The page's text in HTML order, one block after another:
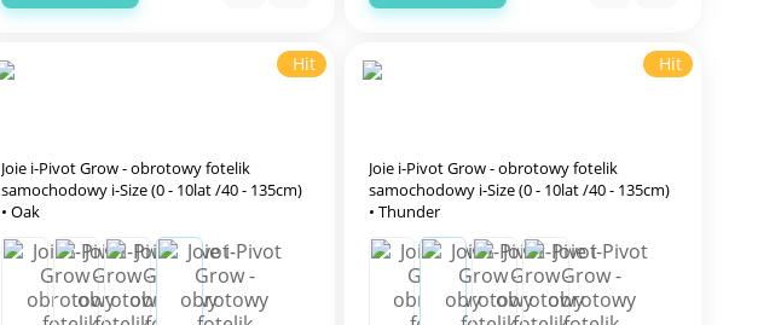
Hit
Joie i-Pivot Grow - obrotowy fotelik
samochodowy i-Size (0 - 10lat /40 - 135cm)
• Oak
Hit
Joie i-Pivot Grow - obrotowy fotelik
samochodowy i-Size (0 - 10lat /40 - 135cm)
• Thunder